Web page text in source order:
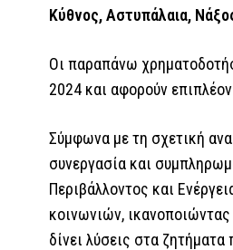
Κύθνος, Αστυπάλαια,
Οι παραπάνω
2024 και αφορούν
Σύμφωνα με τη σχετική
συνεργασία και
Περιβάλλοντος και
κοινωνιών, ικανοποιώντας
δίνει λύσεις στα